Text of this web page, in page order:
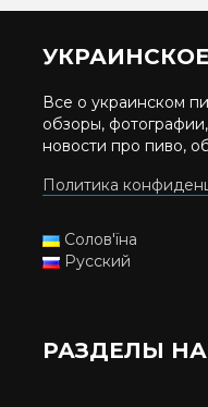
Все о украинском
обзоры,
новости про пиво,
Политика
Солов'їна
Русский
РАЗДЕЛЫ